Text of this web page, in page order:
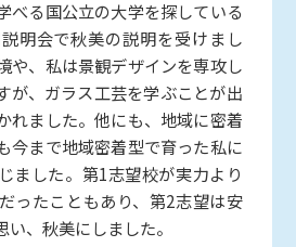
べる国公立の大学を探している
明会で秋美の説明を受けまし
や、私は景観デザインを専攻し
が、ガラス工芸を学ぶことが出
れました。他にも、地域に密着
今まで地域密着型で育った私に
ました。第1志望校が実力より
ったこともあり、第2志望は安
、秋美にしました。